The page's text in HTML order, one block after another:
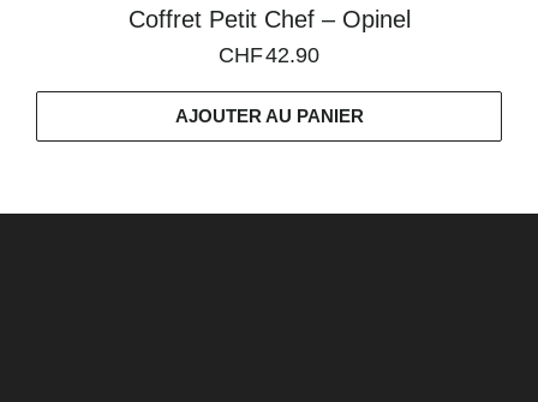
Coffret Petit Chef – Opinel
CHF42.90
AJOUTER AU PANIER